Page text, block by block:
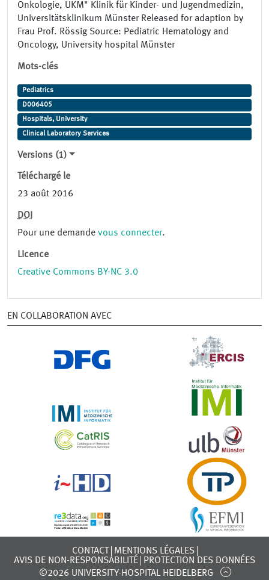
Onkologie, UKM" Klinik für Kinder- und Jugendmedizin,
Universitätsklinikum Münster Released for adaption by
Frau Prof. Rössig Source: Pediatric Hematology and
Oncology, University hospital Münster
Mots-clés
Pediatrics
D006405
Hospitals, University
Clinical Laboratory Services
Versions (1)
Téléchargé le
23 août 2016
DOI
Pour une demande vous connecter.
Licence
Creative Commons BY-NC 3.0
EN COLLABORATION AVEC
CONTACT
MENTIONS LÉGALES
AVIS DE NON-RESPONSABILITÉ
PROTECTION DES DONNÉES
©2026 UNIVERSITY-HOSPITAL HEIDELBERG